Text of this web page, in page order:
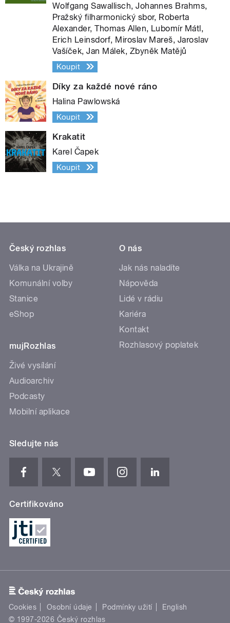
Wolfgang Sawallisch, Johannes Brahms,
Pražský filharmonický sbor, Roberta
Alexander, Thomas Allen, Lubomír Mátl,
Erich Leinsdorf, Miroslav Mareš, Jaroslav
Vašíček, Jan Málek, Zbyněk Matějů
Koupit
Díky za každé nové ráno
Halina Pawlowská
Koupit
Krakatit
Karel Čapek
Koupit
Český rozhlas
Válka na Ukrajině
Komunální volby
Stanice
eShop
mujRozhlas
Živé vysílání
Audioarchiv
Podcasty
Mobilní aplikace
O nás
Jak nás naladíte
Nápověda
Lidé v rádiu
Kariéra
Kontakt
Rozhlasový poplatek
Sledujte nás
Certifikováno
Cookies Osobní údaje Podmínky užití
English
© 1997-2026 Český rozhlas